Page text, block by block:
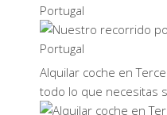
Portugal
Alquilar coche en
todo lo que necesitas